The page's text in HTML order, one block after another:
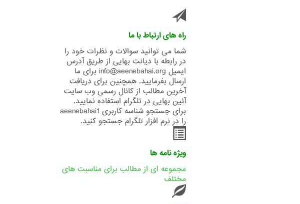
راه های ارتباط با ما
شما می توانید سوالات و نظرات خود را
در رابطه با دیانت بهایی از طریق آدرس
ایمیل info@aeenebahai.org برای ما
ارسال بفرمایید. همچنین برای دریافت
آخرین مطالب از کانال رسمی وب سایت
آئین بهایی در تلگرام استفاده نمایید.
برای جستجو شناسه کاربری aeenebahai1
را در نرم افزار تلگرام جستجو کنید.
ویژه نامه ها
مجموعه ای از مطالب برای مناسبت های
مختلف